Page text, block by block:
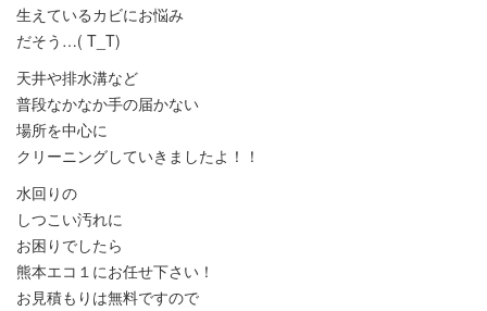
生えているカビにお悩み
だそう…( T_T)
天井や排水溝など
普段なかなか手の届かない
場所を中心に
クリーニングしていきましたよ！！
水回りの
しつこい汚れに
お困りでしたら
熊本エコ１にお任せ下さい！
お見積もりは無料ですので